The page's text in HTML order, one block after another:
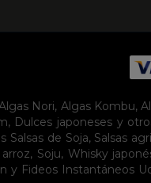
Nori, Algas Kombu,
, Dulces japoneses y
Salsas de Soja, Salsas
, Soju, Whisky
y Fideos Instantáneos